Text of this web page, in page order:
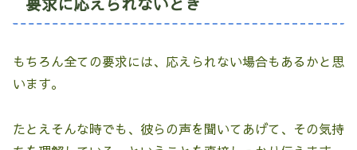
もちろん全ての要求には、応えられない場合もあるかと思
います。
たとえそんな時でも、彼らの声を聞いてあげて、その気持